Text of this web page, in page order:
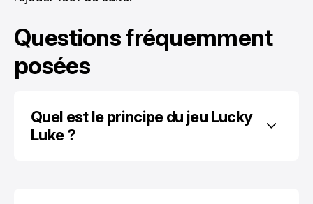
Questions fréquemment
posées
Quel est le principe du jeu Lucky
Luke ?